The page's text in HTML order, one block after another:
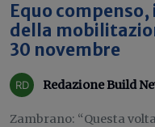
Equo
della
30 novembre
Redazione Build
Zambrano: “Questa